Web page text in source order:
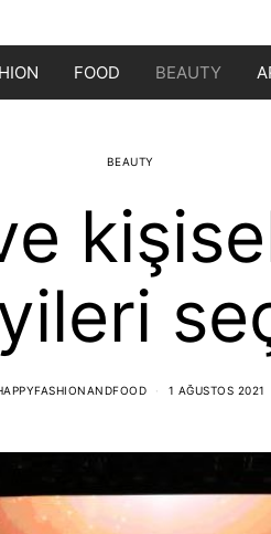
FOOD BEAUTY
BEAUTY
1 AĞUSTOS 2021